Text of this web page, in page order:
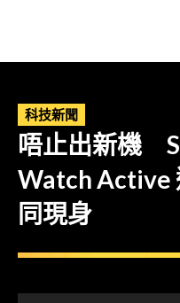
科技新聞
唔止出新機
Watch Active
同現身